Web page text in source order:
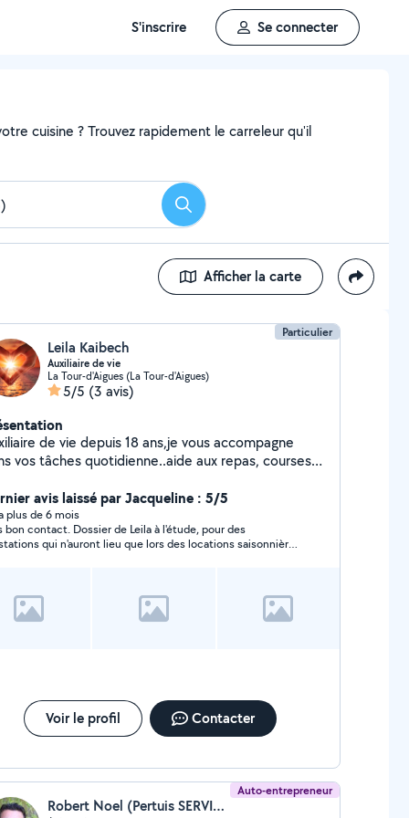
S'inscrire Se connecter
cuisine ? Trouvez rapidement le carreleur qu'il
Rechercher
Afficher la carte
Particulier
Leila Kaibech
Auxiliaire de vie
La Tour-d'Aigues (La Tour-d'Aigues)
5/5 (3 avis)
de vie depuis 18 ans,je vous accompagne
vos tâches quotidienne..aide aux repas, courses
avis laissé par Jacqueline : 5/5
plus de 6 mois
bon contact. Dossier de Leila à l'étude, pour des
qui n'auront lieu que lors des locations saisonnières
Voir le profil Contacter
Auto-entrepreneur
Robert Noel (Pertuis SERVICES)